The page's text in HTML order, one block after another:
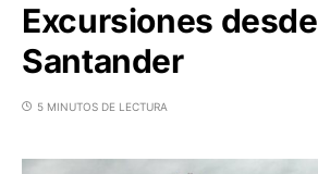
Excursiones desde
Santander
5 MINUTOS DE LECTURA